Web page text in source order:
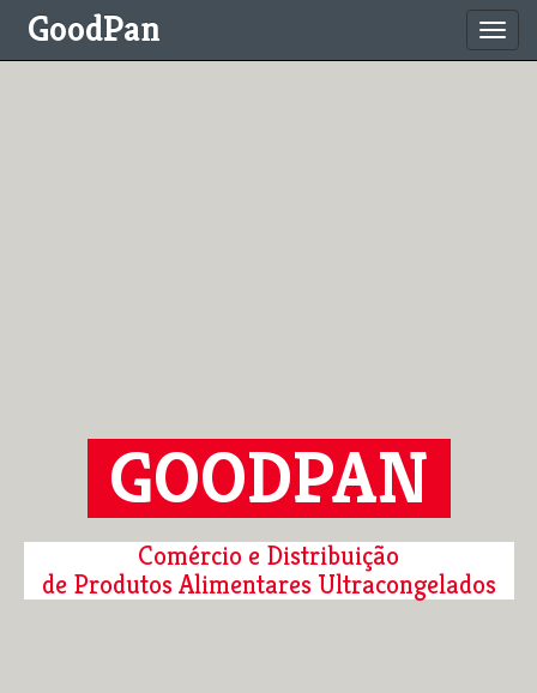
Toggle
GoodPan
GOODPAN
Comércio e Distribuição
de Produtos Alimentares Ultracongelados